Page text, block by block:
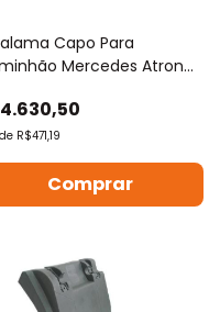
Capo Para
Mercedes Atron
de R$471,19
Comprar